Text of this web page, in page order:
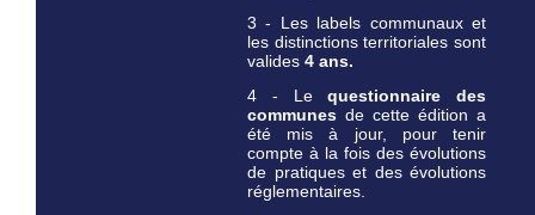
3 - Les labels communaux et
les distinctions territoriales sont
valides 4 ans.
4 - Lequestionnaire des
communes de cette édition a
été mis à jour, pour tenir
compte à la fois des évolutions
de pratiques et des évolutions
réglementaires.